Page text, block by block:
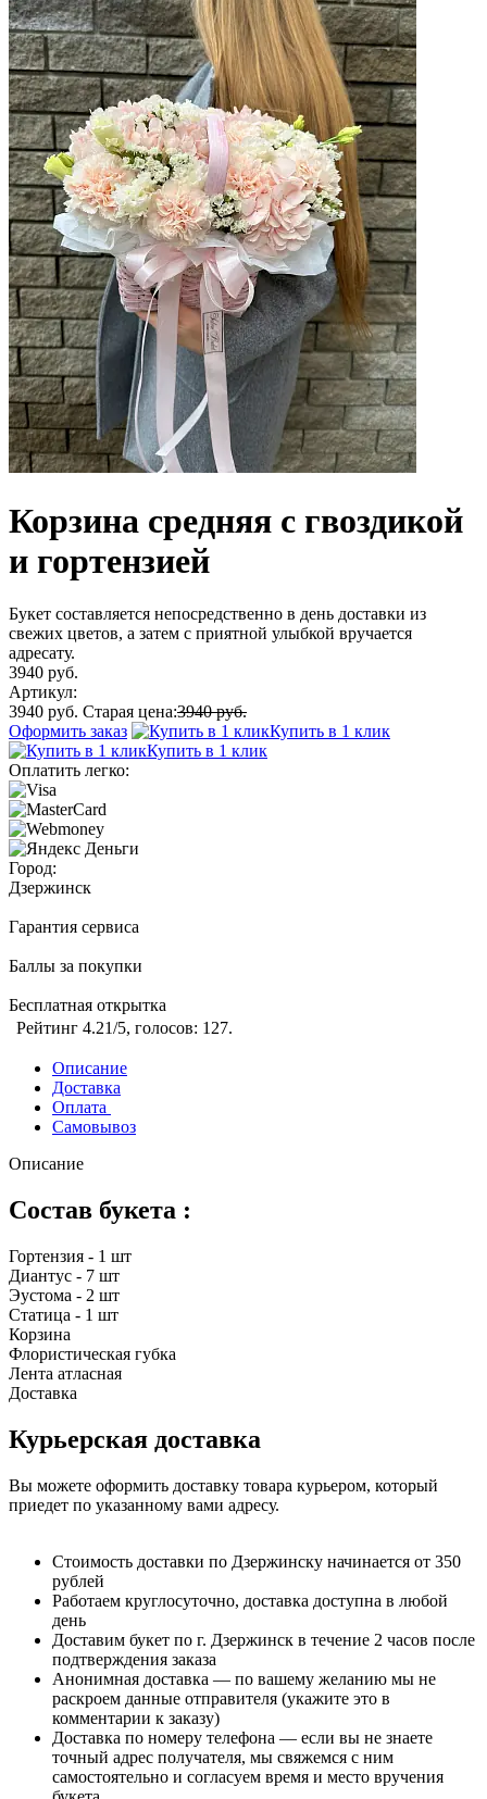
Корзина средняя с гвоздикой
и гортензией
Букет составляется непосредственно в день доставки из
свежих цветов, а затем с приятной улыбкой вручается
адресату.
3940 руб.
Артикул:
3940 руб. Старая цена:3940 руб.
Оформить заказ
Купить в 1 клик
Купить в 1 клик
Оплатить легко:
Город:
Дзержинск
Гарантия сервиса
Баллы за покупки
Бесплатная открытка
Рейтинг 4.21/5, голосов: 127.
Описание
Доставка
Оплата
Самовывоз
Описание
Состав букета :
Гортензия - 1 шт
Диантус - 7 шт
Эустома - 2 шт
Статица - 1 шт
Корзина
Флористическая губка
Лента атласная
Доставка
Курьерская доставка
Вы можете оформить доставку товара курьером, который
приедет по указанному вами адресу.
Стоимость доставки по Дзержинску начинается от 350
рублей
Работаем круглосуточно, доставка доступна в любой
день
Доставим букет по г. Дзержинск в течение 2 часов после
подтверждения заказа
Анонимная доставка — по вашему желанию мы не
раскроем данные отправителя (укажите это в
комментарии к заказу)
Доставка по номеру телефона — если вы не знаете
точный адрес получателя, мы свяжемся с ним
самостоятельно и согласуем время и место вручения